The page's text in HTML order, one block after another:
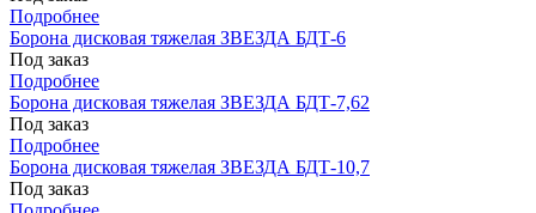
Подробнее
Борона дисковая тяжелая ЗВЕЗДА БДТ-6
Под заказ
Подробнее
Борона дисковая тяжелая ЗВЕЗДА БДТ-7,62
Под заказ
Подробнее
Борона дисковая тяжелая ЗВЕЗДА БДТ-10,7
Под заказ